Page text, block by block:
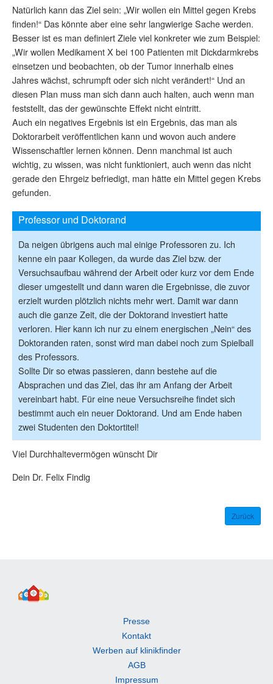
Natürlich kann das Ziel sein: „Wir wollen ein Mittel gegen Krebs
finden!“ Das könnte aber eine sehr langwierige Sache werden.
Besser ist es man definiert Ziele viel konkreter wie zum Beispiel:
„Wir wollen Medikament X bei 100 Patienten mit Dickdarmkrebs
einsetzen und beobachten, ob der Tumor innerhalb eines
Jahres wächst, schrumpft oder sich nicht verändert!“ Und an
diesen Plan muss man sich dann auch halten, auch wenn man
feststellt, das der gewünschte Effekt nicht eintritt.
Auch ein negatives Ergebnis ist ein Ergebnis, das man als
Doktorarbeit veröffentlichen kann und wovon auch andere
Wissenschaftler lernen können. Denn manchmal ist auch
wichtig, zu wissen, was nicht funktioniert, auch wenn das nicht
gerade den Ehrgeiz befriedigt, man hätte ein Mittel gegen Krebs
gefunden.
Professor und Doktorand
Da neigen übrigens auch mal einige Professoren zu. Ich
kenne ein paar Kollegen, da wurde das Ziel bzw. der
Versuchsaufbau während der Arbeit oder kurz vor dem Ende
dieser umgestellt und dann waren die Ergebnisse, die zuvor
erzielt wurden plötzlich nichts mehr wert. Damit war dann
auch die ganze Zeit, die der Doktorand investiert hatte
verloren. Hier kann ich nur zu einem energischen „Nein“ des
Doktoranden raten, sonst wird man dabei noch zum Spielball
des Professors.
Sollte Dir so etwas passieren, dann bestehe auf die
Absprachen und das Ziel, das ihr am Anfang der Arbeit
vereinbart habt. Für eine neue Versuchsreihe findet sich
bestimmt auch ein neuer Doktorand. Und am Ende haben
zwei Studenten den Doktortitel!
Viel Durchhaltevermögen wünscht Dir
Dein Dr. Felix Findig
Zurück
Presse
Kontakt
Werben auf klinikfinder
AGB
Impressum